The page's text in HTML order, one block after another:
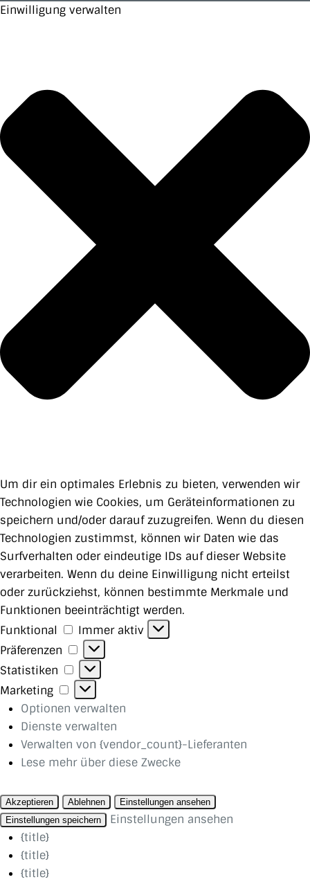
Einwilligung verwalten
Um dir ein optimales Erlebnis zu bieten, verwenden wir
Technologien wie Cookies, um Geräteinformationen zu
speichern und/oder darauf zuzugreifen. Wenn du diesen
Technologien zustimmst, können wir Daten wie das
Surfverhalten oder eindeutige IDs auf dieser Website
verarbeiten. Wenn du deine Einwilligung nicht erteilst
oder zurückziehst, können bestimmte Merkmale und
Funktionen beeinträchtigt werden.
Funktional
Funktional
Immer aktiv
Präferenzen
Präferenzen
Statistiken
Statistiken
Marketing
Marketing
Optionen verwalten
Dienste verwalten
Verwalten von {vendor_count}-Lieferanten
Lese mehr über diese Zwecke
Akzeptieren Ablehnen
Einstellungen ansehen
Einstellungen speichern
Einstellungen ansehen
{title}
{title}
{title}